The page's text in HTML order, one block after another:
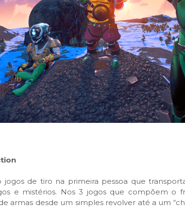
jogos de tiro na primeira pessoa que
e mistérios. Nos 3 jogos que compõem o
armas desde um simples revolver até a um